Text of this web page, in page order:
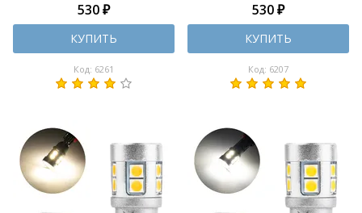
530 ₽
КУПИТЬ
Код: 6261
530 ₽
КУПИТЬ
Код: 6207